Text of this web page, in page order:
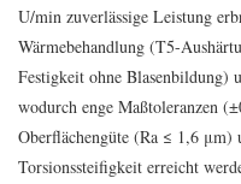
U/min zuverlässige Leistung
Wärmebehandlung (T5-
Festigkeit ohne Blasenbildung)
wodurch enge Maßtoleranzen
Oberflächengüte (Ra ≤ 1,6 μm)
Torsionssteifigkeit erreicht